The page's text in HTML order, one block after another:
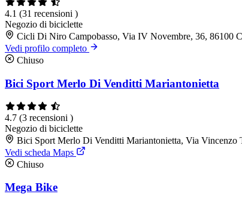
4.1 (31 recensioni )
Negozio di biciclette
Cicli Di Niro Campobasso, Via IV Novembre, 36, 86100
Vedi profilo completo
Chiuso
Bici Sport Merlo Di Venditti Mariantonietta
4.7 (3 recensioni )
Negozio di biciclette
Bici Sport Merlo Di Venditti Mariantonietta, Via Vincenzo
Vedi scheda Maps
Chiuso
Mega Bike